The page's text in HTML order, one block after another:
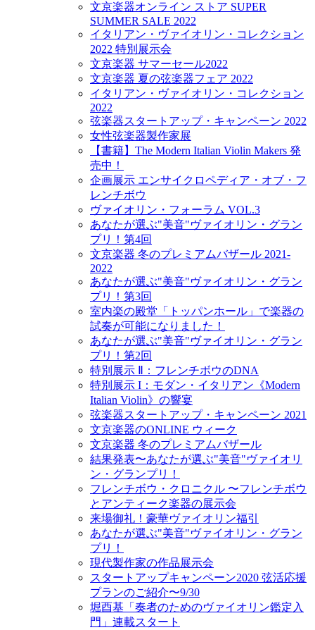
文京楽器オンライン ストア SUPER
SUMMER SALE 2022
イタリアン・ヴァイオリン・コレクション
2022 特別展示会
文京楽器 サマーセール2022
文京楽器 夏の弦楽器フェア 2022
イタリアン・ヴァイオリン・コレクション
2022
弦楽器スタートアップ・キャンペーン 2022
女性弦楽器製作家展
【書籍】The Modern Italian Violin Makers 発
売中！
企画展示 エンサイクロペディア・オブ・フ
レンチボウ
ヴァイオリン・フォーラム VOL.3
あなたが選ぶ"美音"ヴァイオリン・グラン
プリ！第4回
文京楽器 冬のプレミアムバザール 2021-
2022
あなたが選ぶ"美音"ヴァイオリン・グラン
プリ！第3回
室内楽の殿堂「トッパンホール」で楽器の
試奏が可能になりました！
あなたが選ぶ"美音"ヴァイオリン・グラン
プリ！第2回
特別展示 Ⅱ：フレンチボウのDNA
特別展示 I：モダン・イタリアン《Modern
Italian Violin》の響宴
弦楽器スタートアップ・キャンペーン 2021
文京楽器のONLINE ウィーク
文京楽器 冬のプレミアムバザール
結果発表〜あなたが選ぶ"美音"ヴァイオリ
ン・グランプリ！
フレンチボウ・クロニクル 〜フレンチボウ
とアンティーク楽器の展示会
来場御礼！豪華ヴァイオリン福引
あなたが選ぶ"美音"ヴァイオリン・グラン
プリ！
現代製作家の作品展示会
スタートアップキャンペーン2020 弦活応援
プランのご紹介〜9/30
堀酉基「奏者のためのヴァイオリン鑑定入
門」連載スタート